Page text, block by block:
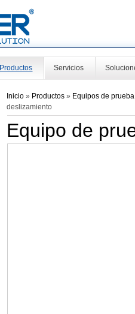
Productos Servicios
Inicio » Productos» Equipos de
deslizamiento
Equipo de